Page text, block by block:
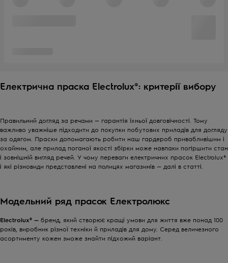
Електрична праска Electrolux®: критерії вибору
Правильний догляд за речами — гарантія їхньої довговічності. Тому
важливо уважніше підходити до покупки побутових приладів для догляду
за одягом. Праски допомагають робити наш гардероб привабливішим і
охайним, але прилад поганої якості збірки може навпаки погіршити стан
і зовнішній вигляд речей. У чому переваги електричних прасок Electrolux®
і які різновиди представлені на полицях магазинів — далі в статті.
Модельний ряд прасок Електролюкс
Electrolux® — бренд, який створює кращі умови для життя вже понад 100
років, виробник різної техніки й приладів для дому. Серед величезного
асортименту кожен зможе знайти підхожий варіант.